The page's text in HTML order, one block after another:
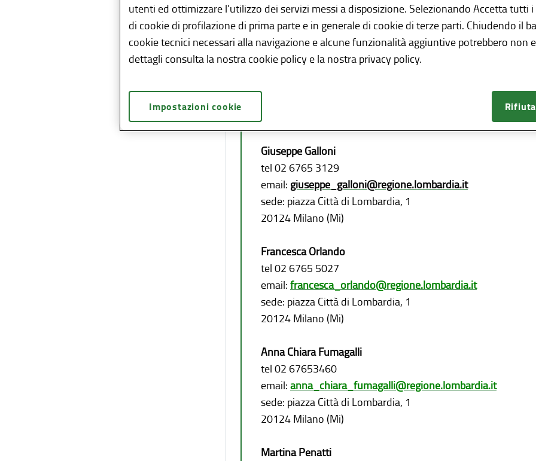
Contatti
UO – Filiere vegetali e zootecniche, agroambiente, nitrati e
e fitosanitario
Giuseppe Galloni
tel 02 6765 3129
email: giuseppe_galloni@regione.lombardia.it
sede: piazza Città di Lombardia, 1
20124 Milano (Mi)
Francesca Orlando
tel 02 6765 5027
email: francesca_orlando@regione.lombardia.it
sede: piazza Città di Lombardia, 1
20124 Milano (Mi)
Anna Chiara Fumagalli
tel 02 67653460
email: anna_chiara_fumagalli@regione.lombardia.it
sede: piazza Città di Lombardia, 1
20124 Milano (Mi)
Martina Penatti
utenti ed ottimizzare l’utilizzo dei servizi messi a disposizione. Selezionando Accetta tutti
di cookie di profilazione di prima parte e in generale di cookie di terze parti. Chiudendo il
cookie tecnici necessari alla navigazione e alcune funzionalità aggiuntive potrebbero non
dettagli consulta la nostra cookie policy e la nostra privacy policy.
Impostazioni cookie